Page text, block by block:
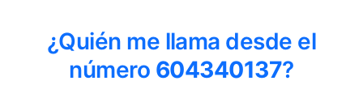
¿Quién me llama desde el
número 604340137?